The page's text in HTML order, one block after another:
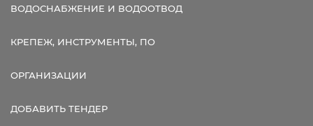
ВОДОСНАБЖЕНИЕ И ВОДООТВОД
КРЕПЕЖ, ИНСТРУМЕНТЫ, ПО
ОРГАНИЗАЦИИ
ДОБАВИТЬ ТЕНДЕР